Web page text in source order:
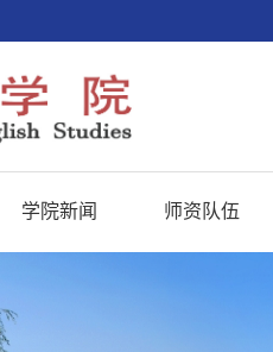
学院新闻 师资队伍